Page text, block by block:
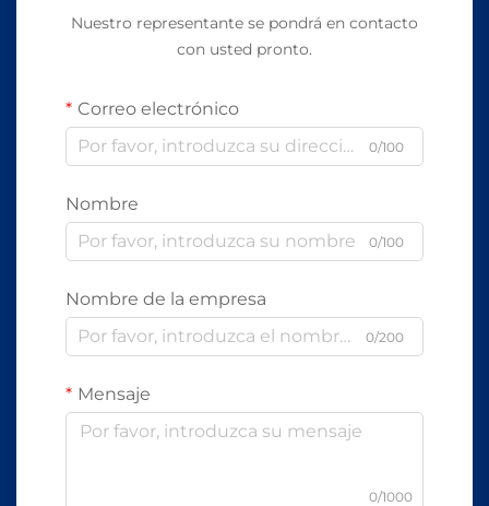
Nuestro representante se pondrá en contacto
con usted pronto.
Correo electrónico
0/100
Nombre
0/100
Nombre de la empresa
0/200
Mensaje
0/1000